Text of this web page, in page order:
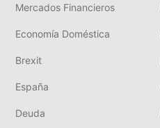
Mercados Financieros
Economía Doméstica
Brexit
España
Deuda